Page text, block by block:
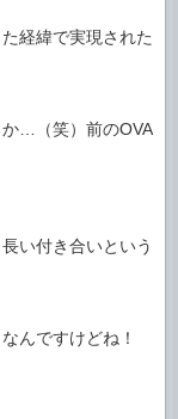
経緯で実現された
…（笑）前のOVA
い付き合いという
んですけどね！